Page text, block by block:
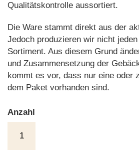
Qualitätskontrolle aussortiert.
Die Ware stammt direkt aus der
Jedoch produzieren wir nicht
Sortiment. Aus diesem Grund
und Zusammensetzung der
kommt es vor, dass nur eine oder
dem Paket vorhanden sind.
Anzahl